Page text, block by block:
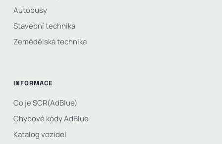
Autobusy
Stavební technika
Zemědělská technika
INFORMACE
Co je SCR(AdBlue)
Chybové kódy AdBlue
Katalog vozidel